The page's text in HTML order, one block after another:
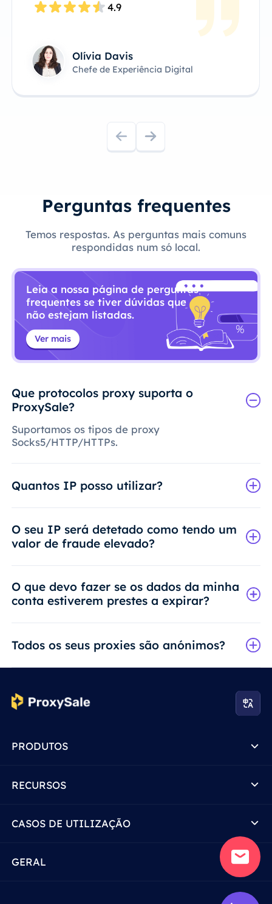
4.8
James Anderson
Proprietário Técnico do Produto
Perguntas frequentes
Temos respostas. As perguntas mais comuns
respondidas num só local.
Leia a nossa página de perguntas
frequentes se tiver dúvidas que
não estejam listadas.
Ver mais
Que protocolos proxy suporta o
ProxySale?
Suportamos os tipos de proxy
Socks5/HTTP/HTTPs.
Quantos IP posso utilizar?
O seu IP será detetado como tendo um
valor de fraude elevado?
O que devo fazer se os dados da minha
conta estiverem prestes a expirar?
Todos os seus proxies são anónimos?
PRODUTOS
RECURSOS
CASOS DE UTILIZAÇÃO
GERAL